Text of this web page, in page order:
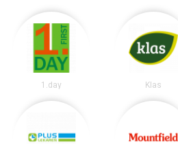
1.day Klas